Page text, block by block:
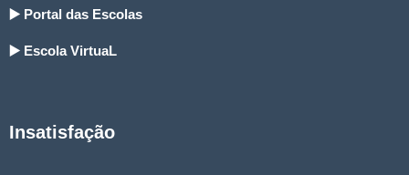
▶️ Portal das Escolas
▶️ Escola VirtuaL
Insatisfação